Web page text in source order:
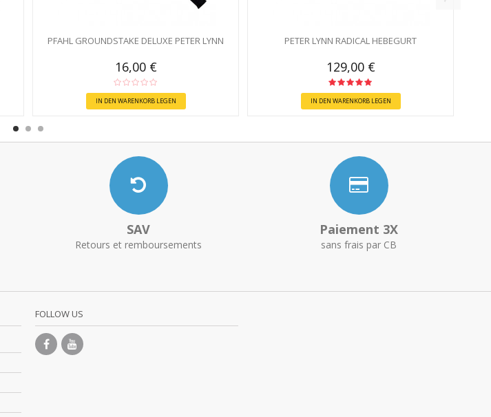
PFAHL GROUNDSTAKE DELUXE PETER LYNN
16,00 €
IN DEN WARENKORB LEGEN
PETER LYNN RADICAL HEBEGURT
129,00 €
IN DEN WARENKORB LEGEN
SAV
Retours et remboursements
Paiement 3X
sans frais par CB
FOLLOW US